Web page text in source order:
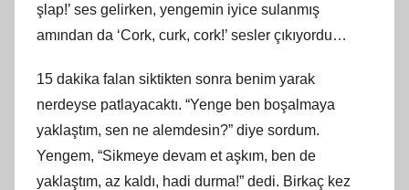
şlap!’ ses gelirken, yengemin iyice sulanmış
amından da ‘Cork, curk, cork!’ sesler çıkıyordu…
15 dakika falan siktikten sonra benim yarak
nerdeyse patlayacaktı. “Yenge ben boşalmaya
yaklaştım, sen ne alemdesin?” diye sordum.
Yengem, “Sikmeye devam et aşkım, ben de
yaklaştım, az kaldı, hadi durma!” dedi. Birkaç kez